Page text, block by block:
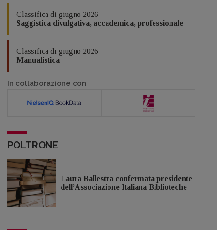
Classifica di giugno 2026
Saggistica divulgativa, accademica, professionale
Classifica di giugno 2026
Manualistica
In collaborazione con
POLTRONE
Laura Ballestra confermata presidente
dell’Associazione Italiana Biblioteche